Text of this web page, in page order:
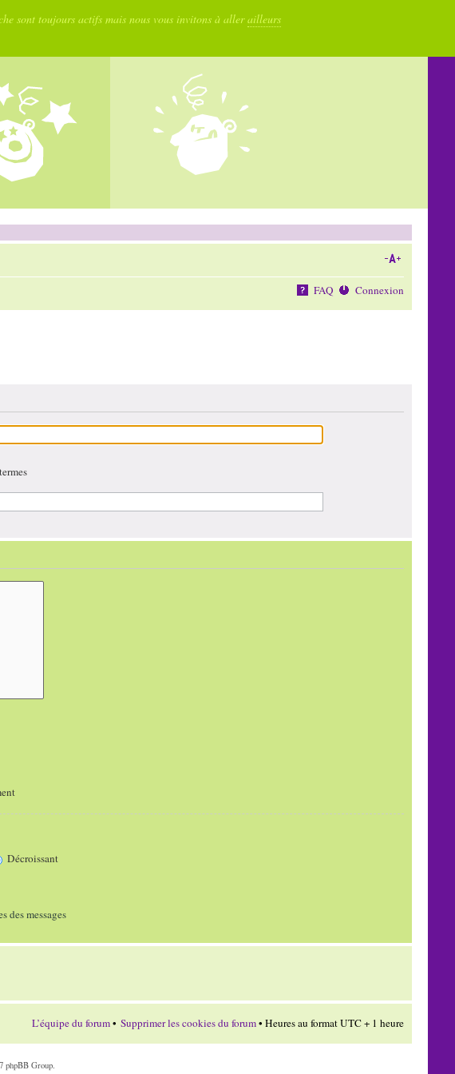
sont toujours actifs mais nous vous invitons à allerailleurs
FAQ Connexion
Décroissant
des messages
L’équipe du forum• Supprimer les cookies du forum• Heures au format UTC + 1 heure
phpBB Group.